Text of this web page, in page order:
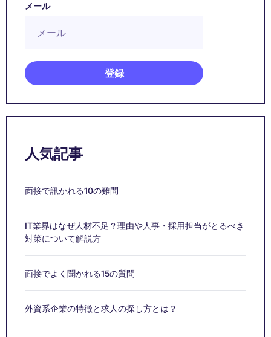
メール
人気記事
面接で訊かれる10の難問
IT業界はなぜ人材不足？理由や人事・採用担当がとるべき
対策について解説方
面接でよく聞かれる15の質問
外資系企業の特徴と求人の探し方とは？